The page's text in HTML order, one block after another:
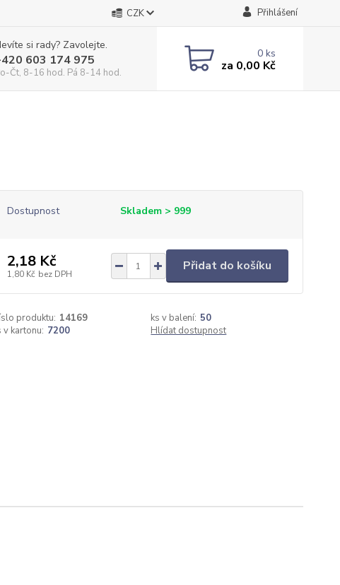
CZK Přihlášení
si rady? Zavolejte.
603 174 975
Čt, 8-16 hod. Pá 8-14 hod.
0ks
za 0,00 Kč
Dostupnost Skladem > 999
2,18 Kč
1,80 Kč bez DPH
Přidat do košíku
produktu: 14169 ks v balení: 50
v kartonu: 7200 Hlídat dostupnost